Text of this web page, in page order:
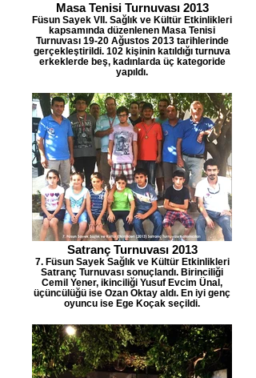
Masa Tenisi Turnuvası 2013
Füsun Sayek VII. Sağlık ve Kültür Etkinlikleri
kapsamında düzenlenen Masa Tenisi
Turnuvası 19-20 Ağustos 2013 tarihlerinde
gerçekleştirildi. 102 kişinin katıldığı turnuva
erkeklerde beş, kadınlarda üç kategoride
yapıldı.
Satranç Turnuvası 2013
7. Füsun Sayek Sağlık ve Kültür Etkinlikleri
Satranç Turnuvası sonuçlandı. Birinciliği
Cemil Yener, ikinciliği Yusuf Evcim Ünal,
üçüncülüğü ise Ozan Oktay aldı. En iyi genç
oyuncu ise Ege Koçak seçildi.